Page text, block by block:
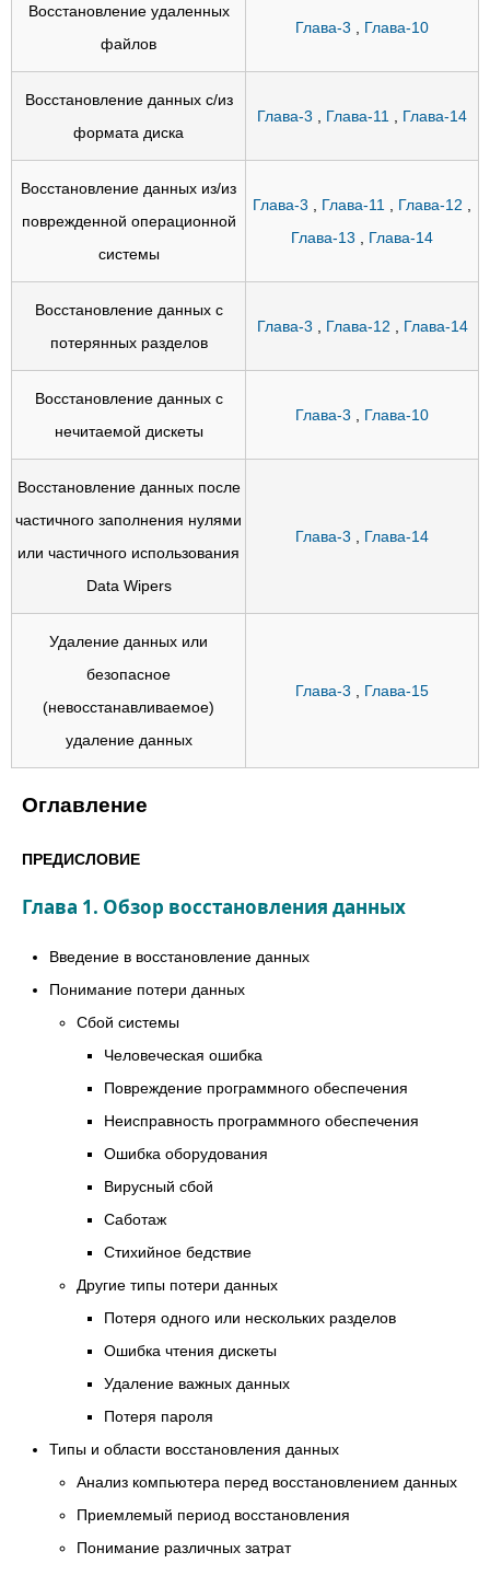
Восстановление удаленных
файлов
Глава-3 Глава-10
Восстановление данных с/из
формата диска
Глава-3 Глава-11 Глава-14
Восстановление данных из/из
поврежденной операционной
системы
Глава-3 Глава-11 Глава-12
Глава-13
Глава-14
Восстановление данных с
потерянных разделов
Глава-3 Глава-12 Глава-14
Восстановление данных с
нечитаемой дискеты
Глава-3 Глава-10
Восстановление данных после
частичного заполнения нулями
или частичного использования
Data Wipers
Глава-3 Глава-14
Удаление данных или
безопасное
(невосстанавливаемое)
удаление данных
Глава-3 Глава-15
Оглавление
ПРЕДИСЛОВИЕ
Глава 1. Обзор восстановления данных
Введение в восстановление данных
Понимание потери данных
Сбой системы
Человеческая ошибка
Повреждение программного обеспечения
Неисправность программного обеспечения
Ошибка оборудования
Вирусный сбой
Саботаж
Стихийное бедствие
Другие типы потери данных
Потеря одного или нескольких разделов
Ошибка чтения дискеты
Удаление важных данных
Потеря пароля
Типы и области восстановления данных
Анализ компьютера перед восстановлением данных
Приемлемый период восстановления
Понимание различных затрат